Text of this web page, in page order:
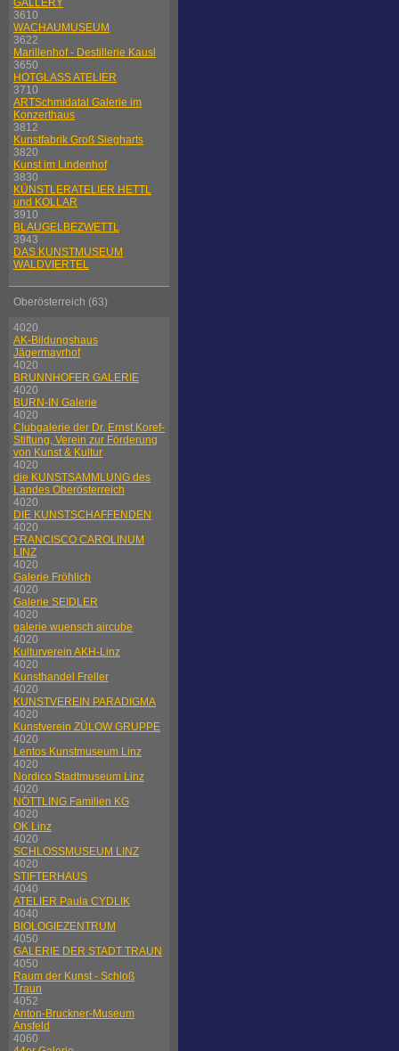
GALLERY
3610
WACHAUMUSEUM
3622
Marillenhof - Destillerie Kausl
3650
HOTGLASS ATELIER
3710
ARTSchmidatal Galerie im
Konzerthaus
3812
Kunstfabrik Groß Siegharts
3820
Kunst im Lindenhof
3830
KÜNSTLERATELIER HETTL
und KOLLAR
3910
BLAUGELBEZWETTL
3943
DAS KUNSTMUSEUM
WALDVIERTEL
Oberösterreich (63)
4020
AK-Bildungshaus
Jägermayrhof
4020
BRUNNHOFER GALERIE
4020
BURN-IN Galerie
4020
Clubgalerie der Dr. Ernst Koref-
Stiftung, Verein zur Förderung
von Kunst & Kultur
4020
die KUNSTSAMMLUNG des
Landes Oberösterreich
4020
DIE KUNSTSCHAFFENDEN
4020
FRANCISCO CAROLINUM
LINZ
4020
Galerie Fröhlich
4020
Galerie SEIDLER
4020
galerie wuensch aircube
4020
Kulturverein AKH-Linz
4020
Kunsthandel Freller
4020
KUNSTVEREIN PARADIGMA
4020
Kunstverein ZÜLOW GRUPPE
4020
Lentos Kunstmuseum Linz
4020
Nordico Stadtmuseum Linz
4020
NÖTTLING Familien KG
4020
OK Linz
4020
SCHLOSSMUSEUM LINZ
4020
STIFTERHAUS
4040
ATELIER Paula CYDLIK
4040
BIOLOGIEZENTRUM
4050
GALERIE DER STADT TRAUN
4050
Raum der Kunst - Schloß
Traun
4052
Anton-Bruckner-Museum
Ansfeld
4060